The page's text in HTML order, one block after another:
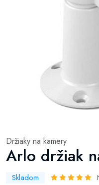
Držiaky na kamery
Arlo držiak
Skladom